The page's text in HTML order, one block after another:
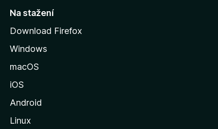
t
á
n
M
o
Na stažení
Download Firefox
Windows
macOS
iOS
Android
Linux